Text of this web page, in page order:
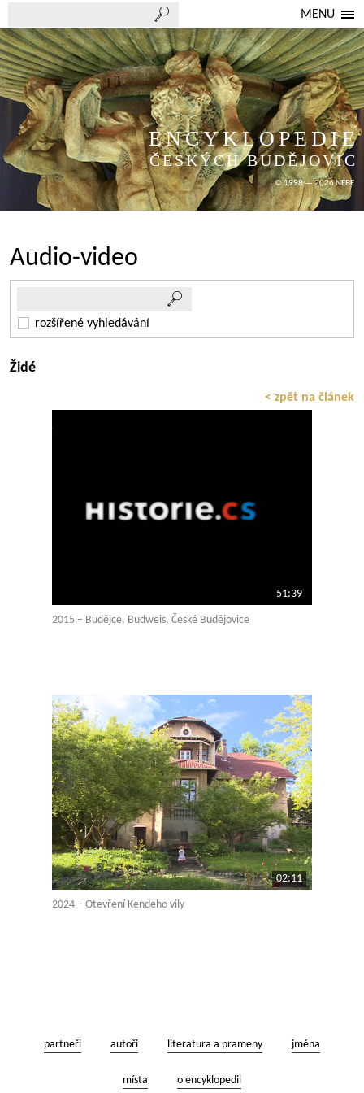
MENU
ENCYKLOPEDIE
ČESKÝCH BUDĚJOVIC
© 1998 — 2026 NEBE
Audio-video
rozšířené vyhledávání
Židé
< zpět na článek
51:39
2015 – Budějce, Budweis, České Budějovice
02:11
2024 – Otevření Kendeho vily
partneři autoři literatura a prameny jména
místa o encyklopedii